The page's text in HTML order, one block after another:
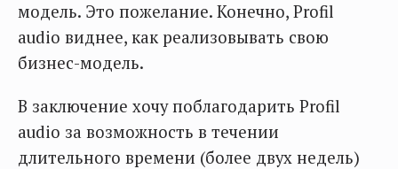
модель. Это пожелание. Конечно, Profil
audio виднее, как реализовывать свою
бизнес-модель.
В заключение хочу поблагодарить Profil
audio за возможность в течении
длительного времени (более двух недель)